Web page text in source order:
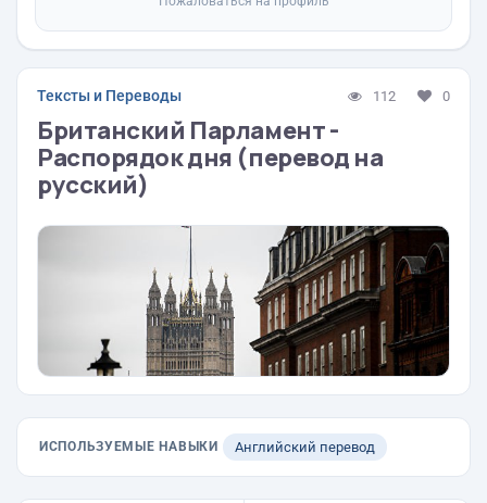
Тексты и Переводы 112 0
Британский Парламент -
Распорядок дня (перевод на
русский)
ИСПОЛЬЗУЕМЫЕ НАВЫКИ Английский перевод